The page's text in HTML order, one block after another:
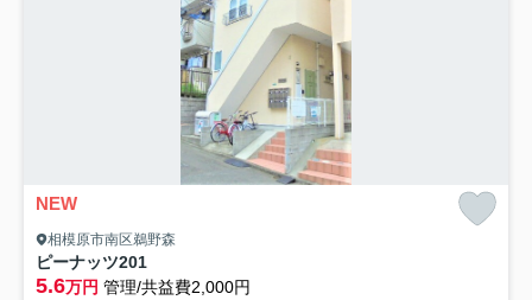
NEW
相模原市南区鵜野森
ピーナッツ201
5.6万円 管理/共益費2,000円